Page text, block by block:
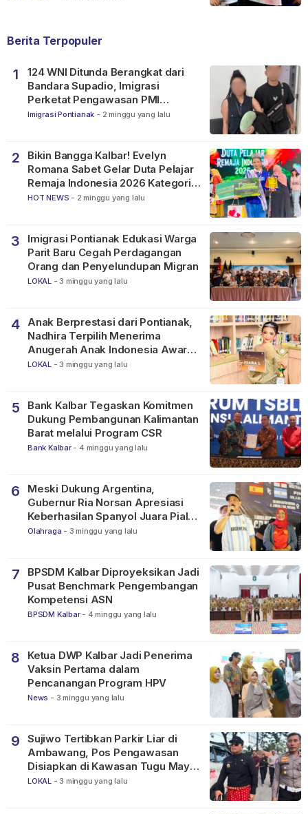
Berita Terpopuler
1
124 WNI Ditunda Berangkat dari
Bandara Supadio, Imigrasi
Perketat Pengawasan PMI
Nonprosedural
Imigrasi Pontianak - 2 minggu yang lalu
2
Bikin Bangga Kalbar! Evelyn
Romana Sabet Gelar Duta Pelajar
Remaja Indonesia 2026 Kategori
SMP
HOT NEWS - 2 minggu yang lalu
3
Imigrasi Pontianak Edukasi Warga
Parit Baru Cegah Perdagangan
Orang dan Penyelundupan Migran
LOKAL - 3 minggu yang lalu
4
Anak Berprestasi dari Pontianak,
Nadhira Terpilih Menerima
Anugerah Anak Indonesia Awards
2026
LOKAL - 3 minggu yang lalu
5
Bank Kalbar Tegaskan Komitmen
Dukung Pembangunan Kalimantan
Barat melalui Program CSR
Bank Kalbar - 4 minggu yang lalu
6
Meski Dukung Argentina,
Gubernur Ria Norsan Apresiasi
Keberhasilan Spanyol Juara Piala
Dunia FIFA 2026
Olahraga - 3 minggu yang lalu
7
BPSDM Kalbar Diproyeksikan Jadi
Pusat Benchmark Pengembangan
Kompetensi ASN
BPSDM Kalbar - 4 minggu yang lalu
8
Ketua DWP Kalbar Jadi Penerima
Vaksin Pertama dalam
Pencanangan Program HPV
News - 3 minggu yang lalu
9
Sujiwo Tertibkan Parkir Liar di
Ambawang, Pos Pengawasan
Disiapkan di Kawasan Tugu Mayor
Alianyang
LOKAL - 3 minggu yang lalu